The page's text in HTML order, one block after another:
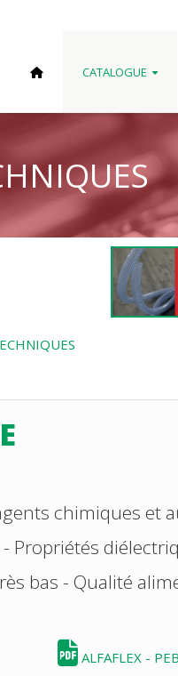
CATALOGUE
chimiques et
Propriétés
bas - Qualité
ALFAFLEX -